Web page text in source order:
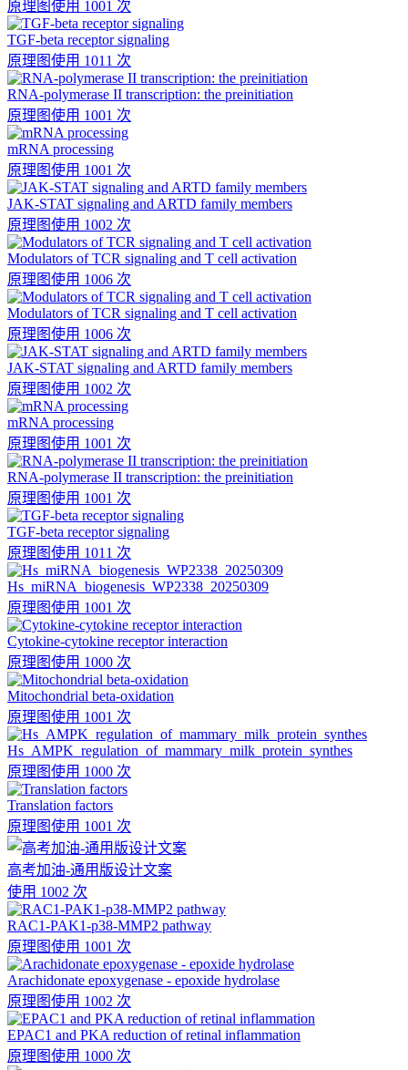
原理图使用 1001 次
TGF-beta receptor signaling
原理图使用 1011 次
RNA-polymerase II transcription: the preinitiation
原理图使用 1001 次
mRNA processing
原理图使用 1001 次
JAK-STAT signaling and ARTD family members
原理图使用 1002 次
Modulators of TCR signaling and T cell activation
原理图使用 1006 次
Modulators of TCR signaling and T cell activation
原理图使用 1006 次
JAK-STAT signaling and ARTD family members
原理图使用 1002 次
mRNA processing
原理图使用 1001 次
RNA-polymerase II transcription: the preinitiation
原理图使用 1001 次
TGF-beta receptor signaling
原理图使用 1011 次
Hs_miRNA_biogenesis_WP2338_20250309
原理图使用 1001 次
Cytokine-cytokine receptor interaction
原理图使用 1000 次
Mitochondrial beta-oxidation
原理图使用 1001 次
Hs_AMPK_regulation_of_mammary_milk_protein_synthes
原理图使用 1000 次
Translation factors
原理图使用 1001 次
高考加油-通用版设计文案
使用 1002 次
RAC1-PAK1-p38-MMP2 pathway
原理图使用 1001 次
Arachidonate epoxygenase - epoxide hydrolase
原理图使用 1002 次
EPAC1 and PKA reduction of retinal inflammation
原理图使用 1000 次